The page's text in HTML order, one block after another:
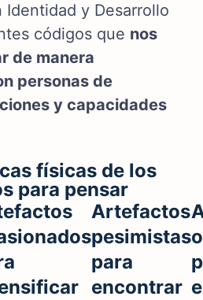
Identidad y Desarrollo
códigos que nos
de manera
personas de
y capacidades
físicas de los
para pensar
Artefactos
pesimistas
para
encontrar